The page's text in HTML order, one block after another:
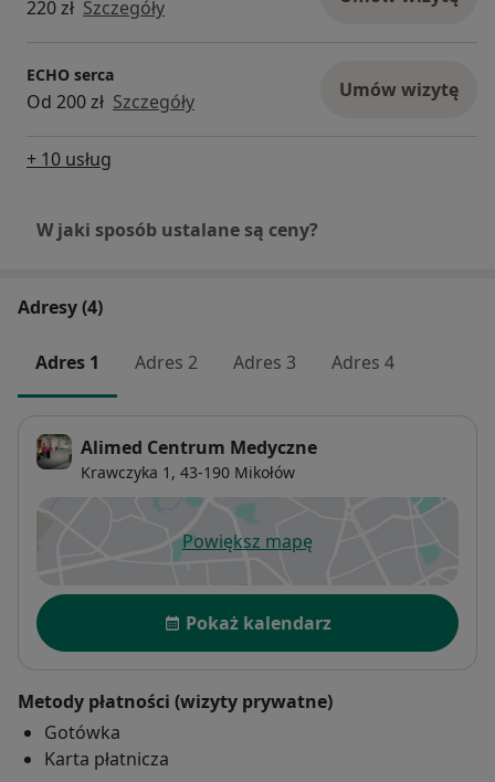
220 zł Szczegóły
ECHO serca
Od 200 zł Szczegóły Umów wizytę
+ 10 usług
W jaki sposób ustalane są ceny?
Adresy (4)
Adres 1 Adres 2 Adres 3 Adres 4
Alimed Centrum Medyczne
Krawczyka 1, 43-190 Mikołów
Powiększ mapęotwiera się w nowej karcie
Dostępność
Pokaż kalendarz
Metody płatności (wizyty prywatne)
Gotówka
Karta płatnicza